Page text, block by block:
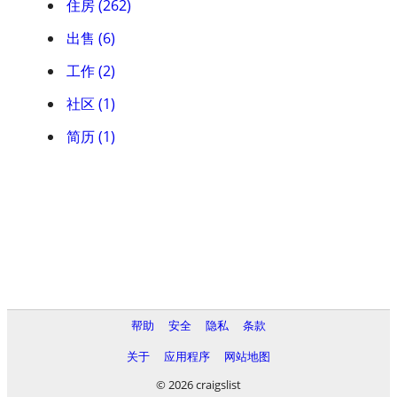
住房 (262)
出售 (6)
工作 (2)
社区 (1)
简历 (1)
帮助 安全 隐私
条款
关于
应用程序
网站地图
© 2026 craigslist